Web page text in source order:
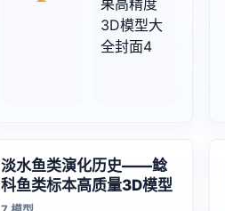
淡水鱼类演化历史——鲶
科鱼类标本高质量3D模型